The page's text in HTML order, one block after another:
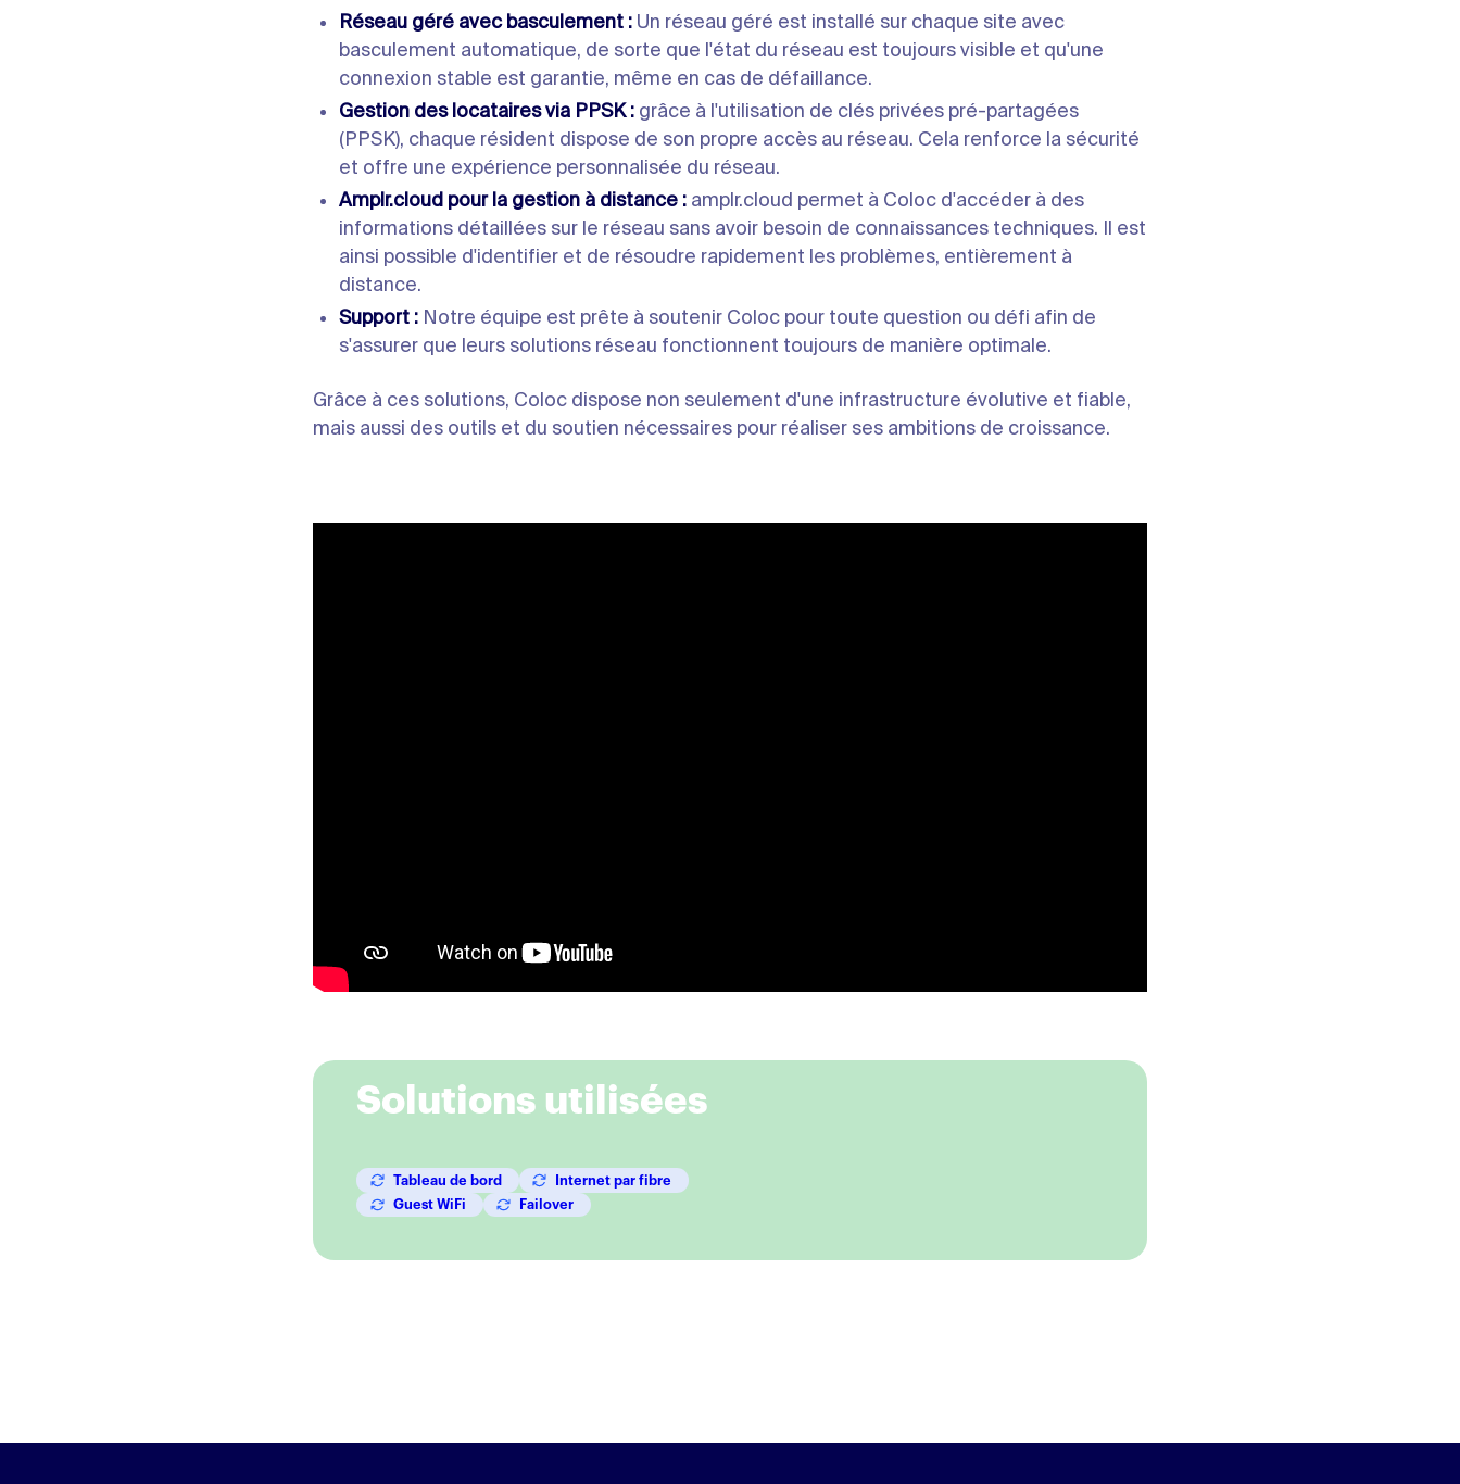
Réseau géré avec basculement : Un réseau géré est installé sur chaque site avec
basculement automatique, de sorte que l'état du réseau est toujours visible et qu'une
connexion stable est garantie, même en cas de défaillance.
Gestion des locataires via PPSK : grâce à l'utilisation de clés privées pré-partagées
(PPSK), chaque résident dispose de son propre accès au réseau. Cela renforce la sécurité
et offre une expérience personnalisée du réseau.
Amplr.cloud pour la gestion à distance : amplr.cloud permet à Coloc d'accéder à des
informations détaillées sur le réseau sans avoir besoin de connaissances techniques. Il est
ainsi possible d'identifier et de résoudre rapidement les problèmes, entièrement à
distance.
Support : Notre équipe est prête à soutenir Coloc pour toute question ou défi afin de
s'assurer que leurs solutions réseau fonctionnent toujours de manière optimale.
Grâce à ces solutions, Coloc dispose non seulement d'une infrastructure évolutive et fiable,
mais aussi des outils et du soutien nécessaires pour réaliser ses ambitions de croissance.
Solutions utilisées
Tableau de bord
Internet par fibre
Guest WiFi
Failover